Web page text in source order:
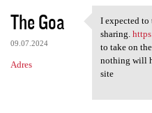
The Goa
09.07.2024
Adres
I expected
I expected
sharing.
to take on
nothing will
site